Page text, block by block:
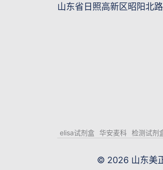
山东省日照高新区昭阳北
elisa试剂盒 华安麦科 检测试剂
© 2026 山东美